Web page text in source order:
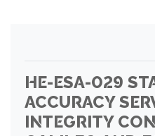
HE-ESA-029
ACCURACY
INTEGRITY